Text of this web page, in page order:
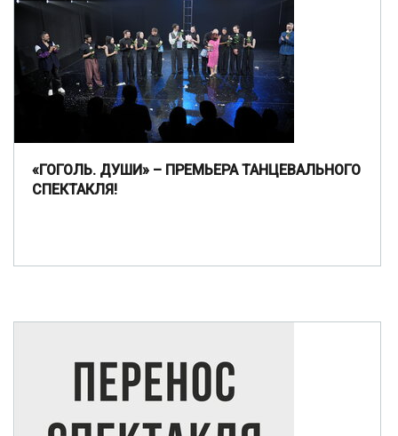
«ГОГОЛЬ. ДУШИ» – ПРЕМЬЕРА ТАНЦЕВАЛЬНОГО
СПЕКТАКЛЯ!